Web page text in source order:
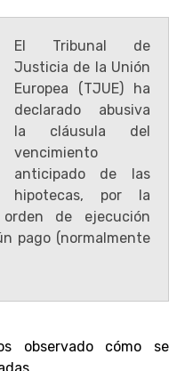
El Tribunal de
Justicia de la Unión
Europea (TJUE) ha
declarado abusiva
la cláusula del
vencimiento
anticipado de las
hipotecas, por la
de ejecución
pago (normalmente
observado cómo se